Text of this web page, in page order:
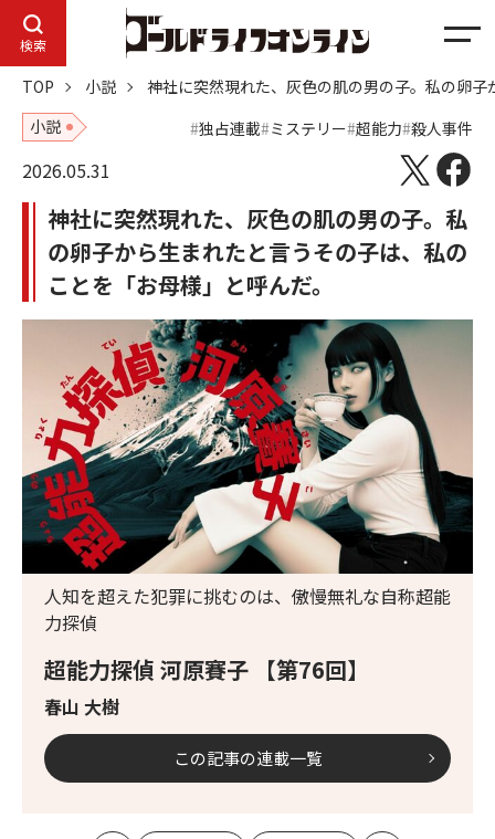
検索
メ
ニ
ュ
ー
TOP 小説
神社に突然現れた、灰色の肌の男の子。私の卵
小説
独占連載 ミステリー 超能力 殺人事件
2026.05.31
神社に突然現れた、灰色の肌の男の子。私
の卵子から生まれたと言うその子は、私の
ことを「お母様」と呼んだ。
超能力探偵 河原賽子 【第76回】
春山 大樹
人知を超えた犯罪に挑むのは、傲慢無礼な自称超能
力探偵
この記事の連載一覧